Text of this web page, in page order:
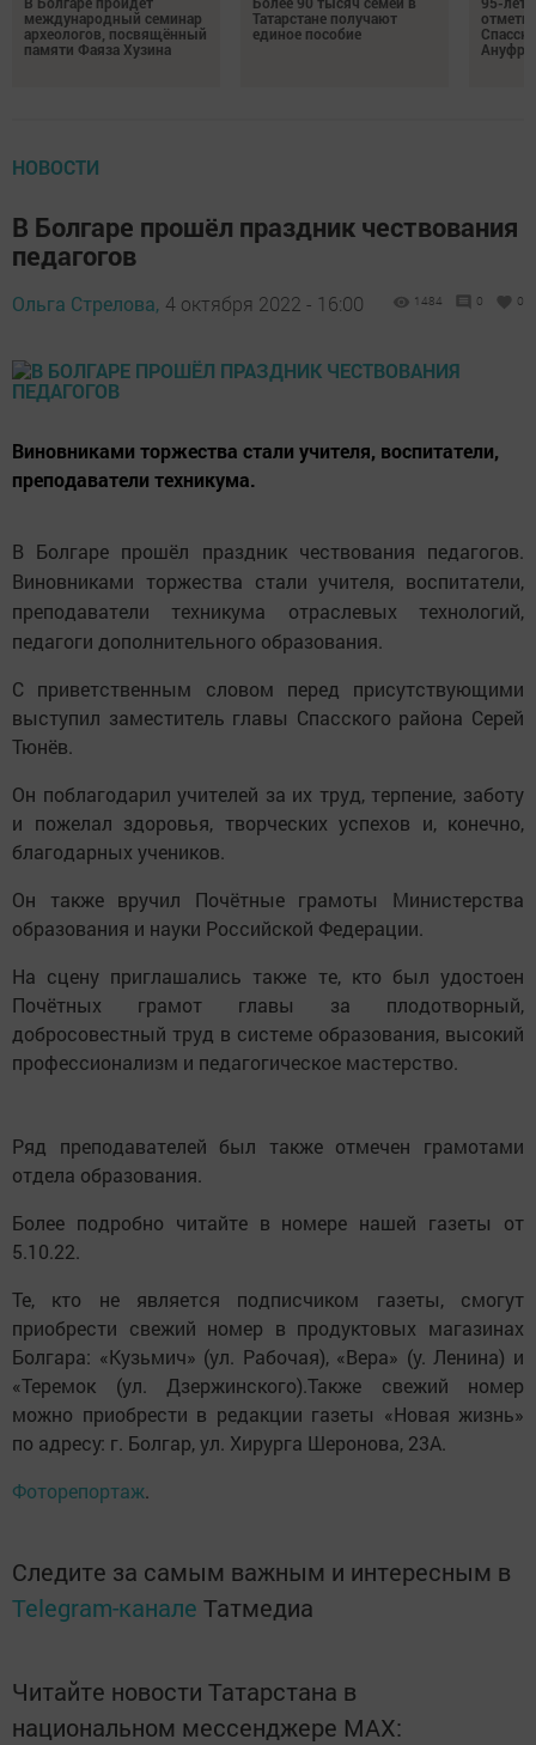
международный семинар
археологов, посвящённый
памяти Фаяза Хузина
Татарстане получают
единое пособие
НОВОСТИ
В Болгаре прошёл праздник чествования
педагогов
Ольга Стрелова, 4 октября 2022 - 16:00 1484 0 0
Виновниками торжества стали учителя, воспитатели,
преподаватели техникума.
В Болгаре прошёл праздник чествования педагогов.
Виновниками торжества стали учителя, воспитатели,
преподаватели техникума отраслевых технологий,
педагоги дополнительного образования.
С приветственным словом перед присутствующими
выступил заместитель главы Спасского района Серей
Тюнёв.
Он поблагодарил учителей за их труд, терпение, заботу
и пожелал здоровья, творческих успехов и, конечно,
благодарных учеников.
Он также вручил Почётные грамоты Министерства
образования и науки Российской Федерации.
На сцену приглашались также те, кто был удостоен
Почётных грамот главы за плодотворный,
добросовестный труд в системе образования, высокий
профессионализм и педагогическое мастерство.
Ряд преподавателей был также отмечен грамотами
отдела образования.
Более подробно читайте в номере нашей газеты от
5.10.22.
Те, кто не является подписчиком газеты, смогут
приобрести свежий номер в продуктовых магазинах
Болгара: «Кузьмич» (ул. Рабочая), «Вера» (у. Ленина) и
«Теремок (ул. Дзержинского).Также свежий номер
можно приобрести в редакции газеты «Новая жизнь»
по адресу: г. Болгар, ул. Хирурга Шеронова, 23А.
Фоторепортаж.
Следите за самым важным и интересным в
Telegram-канале Татмедиа
Читайте новости Татарстана в
национальном мессенджере MАХ: